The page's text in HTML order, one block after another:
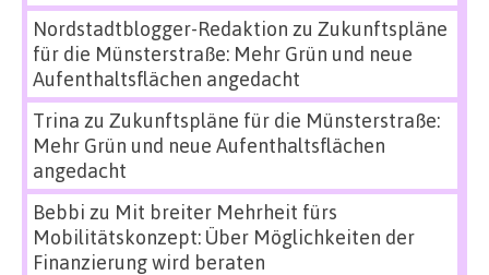
Nordstadtblogger-Redaktion zu Zukunftspläne
für die Münsterstraße: Mehr Grün und neue
Aufenthaltsflächen angedacht
Trina zu Zukunftspläne für die Münsterstraße:
Mehr Grün und neue Aufenthaltsflächen
angedacht
Bebbi zu Mit breiter Mehrheit fürs
Mobilitätskonzept: Über Möglichkeiten der
Finanzierung wird beraten